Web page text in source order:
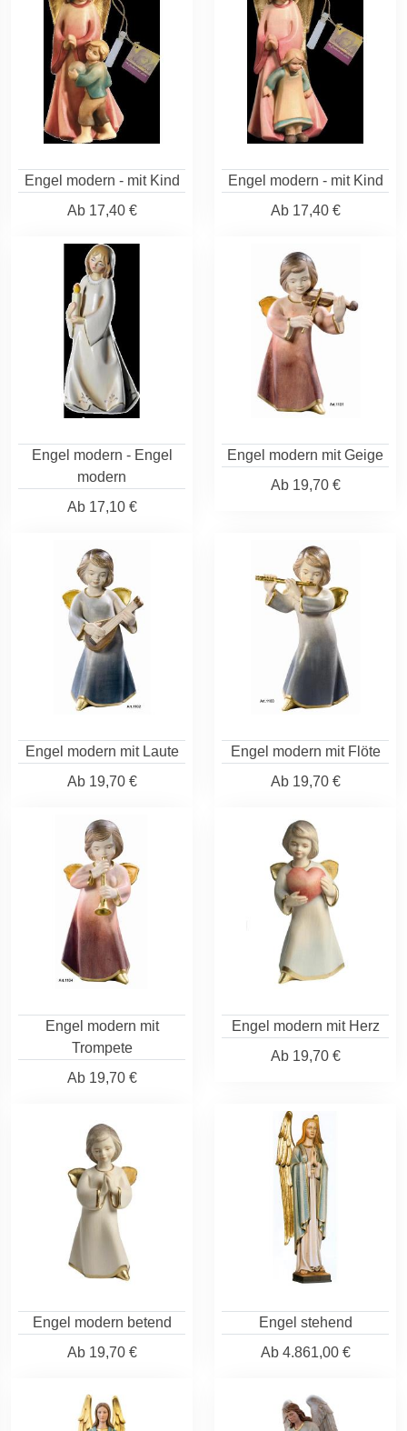
Engel modern - mit Kind
Ab17,40 €
Engel modern - mit Kind
Ab17,40 €
Engel modern - Engel
modern
Ab17,10 €
Engel modern mit Geige
Ab19,70 €
Engel modern mit Laute
Ab19,70 €
Engel modern mit Flöte
Ab19,70 €
Engel modern mit
Trompete
Ab19,70 €
Engel modern mit Herz
Ab19,70 €
Engel modern betend
Ab19,70 €
Engel stehend
Ab4.861,00 €